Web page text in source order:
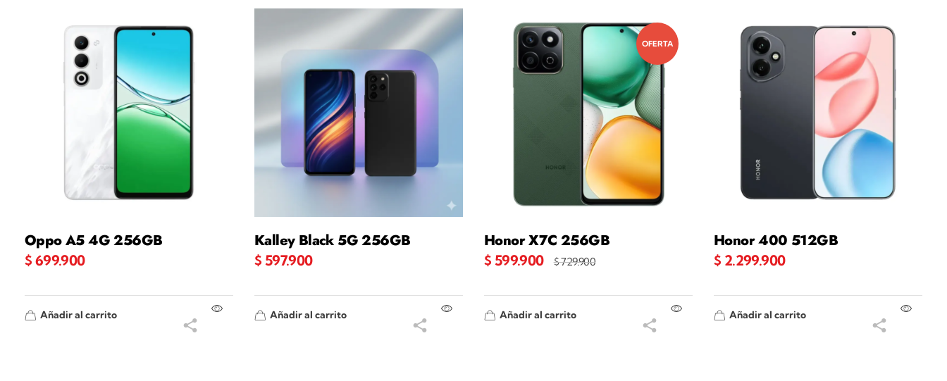
Oppo A5 4G 256GB
$ 699.900
Añadir al carrito
Kalley Black 5G 256GB
$ 597.900
Añadir al carrito
OFERTA
Honor X7C 256GB
$ 599.900 $729.900
Añadir al carrito
Honor 400 512GB
$ 2.299.900
Añadir al carrito